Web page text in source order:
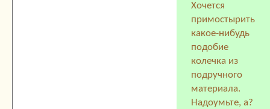
Хочется
примостырить
какое-нибудь
подобие
колечка из
подручного
материала.
Надоумьте, а?